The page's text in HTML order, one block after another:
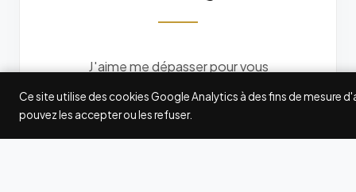
J'aime me dépasser pour vous
offrir des photos originales. Je
participe à quelques grands
concours internationaux de
Ce site utilise des cookies Google Analytics à des fins de mesure
pouvez les accepter ou les refuser.